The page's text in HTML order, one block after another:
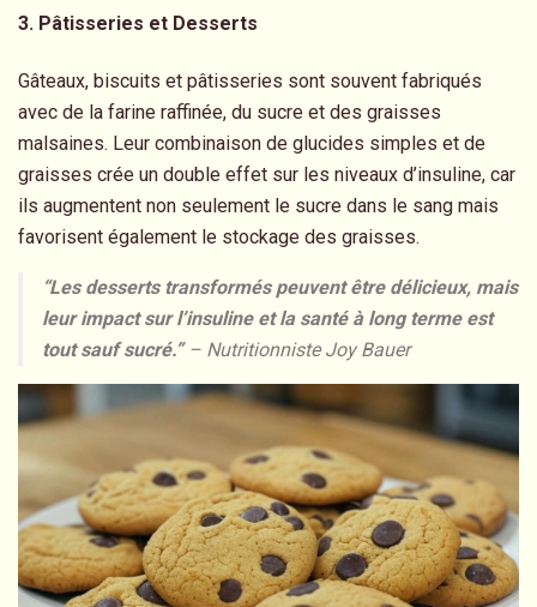
3. Pâtisseries et Desserts
Gâteaux, biscuits et pâtisseries sont souvent fabriqués
avec de la farine raffinée, du sucre et des graisses
malsaines. Leur combinaison de glucides simples et de
graisses crée un double effet sur les niveaux d’insuline, car
ils augmentent non seulement le sucre dans le sang mais
favorisent également le stockage des graisses.
“Les desserts transformés peuvent être délicieux, mais
leur impact sur l’insuline et la santé à long terme est
tout sauf sucré.”– Nutritionniste Joy Bauer